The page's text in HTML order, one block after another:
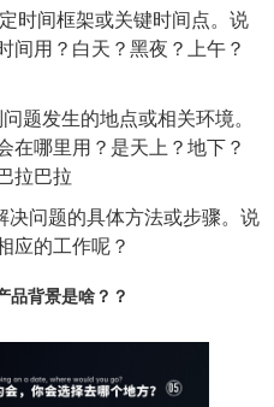
时间框架或关键时间点。说
间用？白天？黑夜？上午？
题发生的地点或相关环境。
在哪里用？是天上？地下？
拉巴拉
决问题的具体方法或步骤。说
应的工作呢？
品背景是啥？？